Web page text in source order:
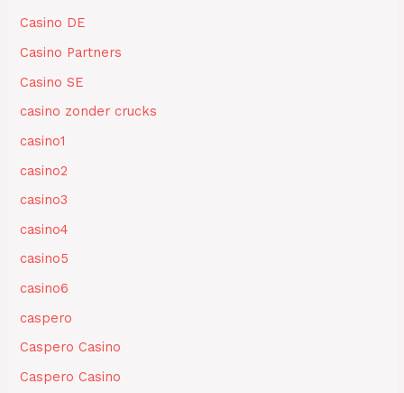
Casino DE
Casino Partners
Casino SE
casino zonder crucks
casino1
casino2
casino3
casino4
casino5
casino6
caspero
Caspero Casino
Caspero Casino